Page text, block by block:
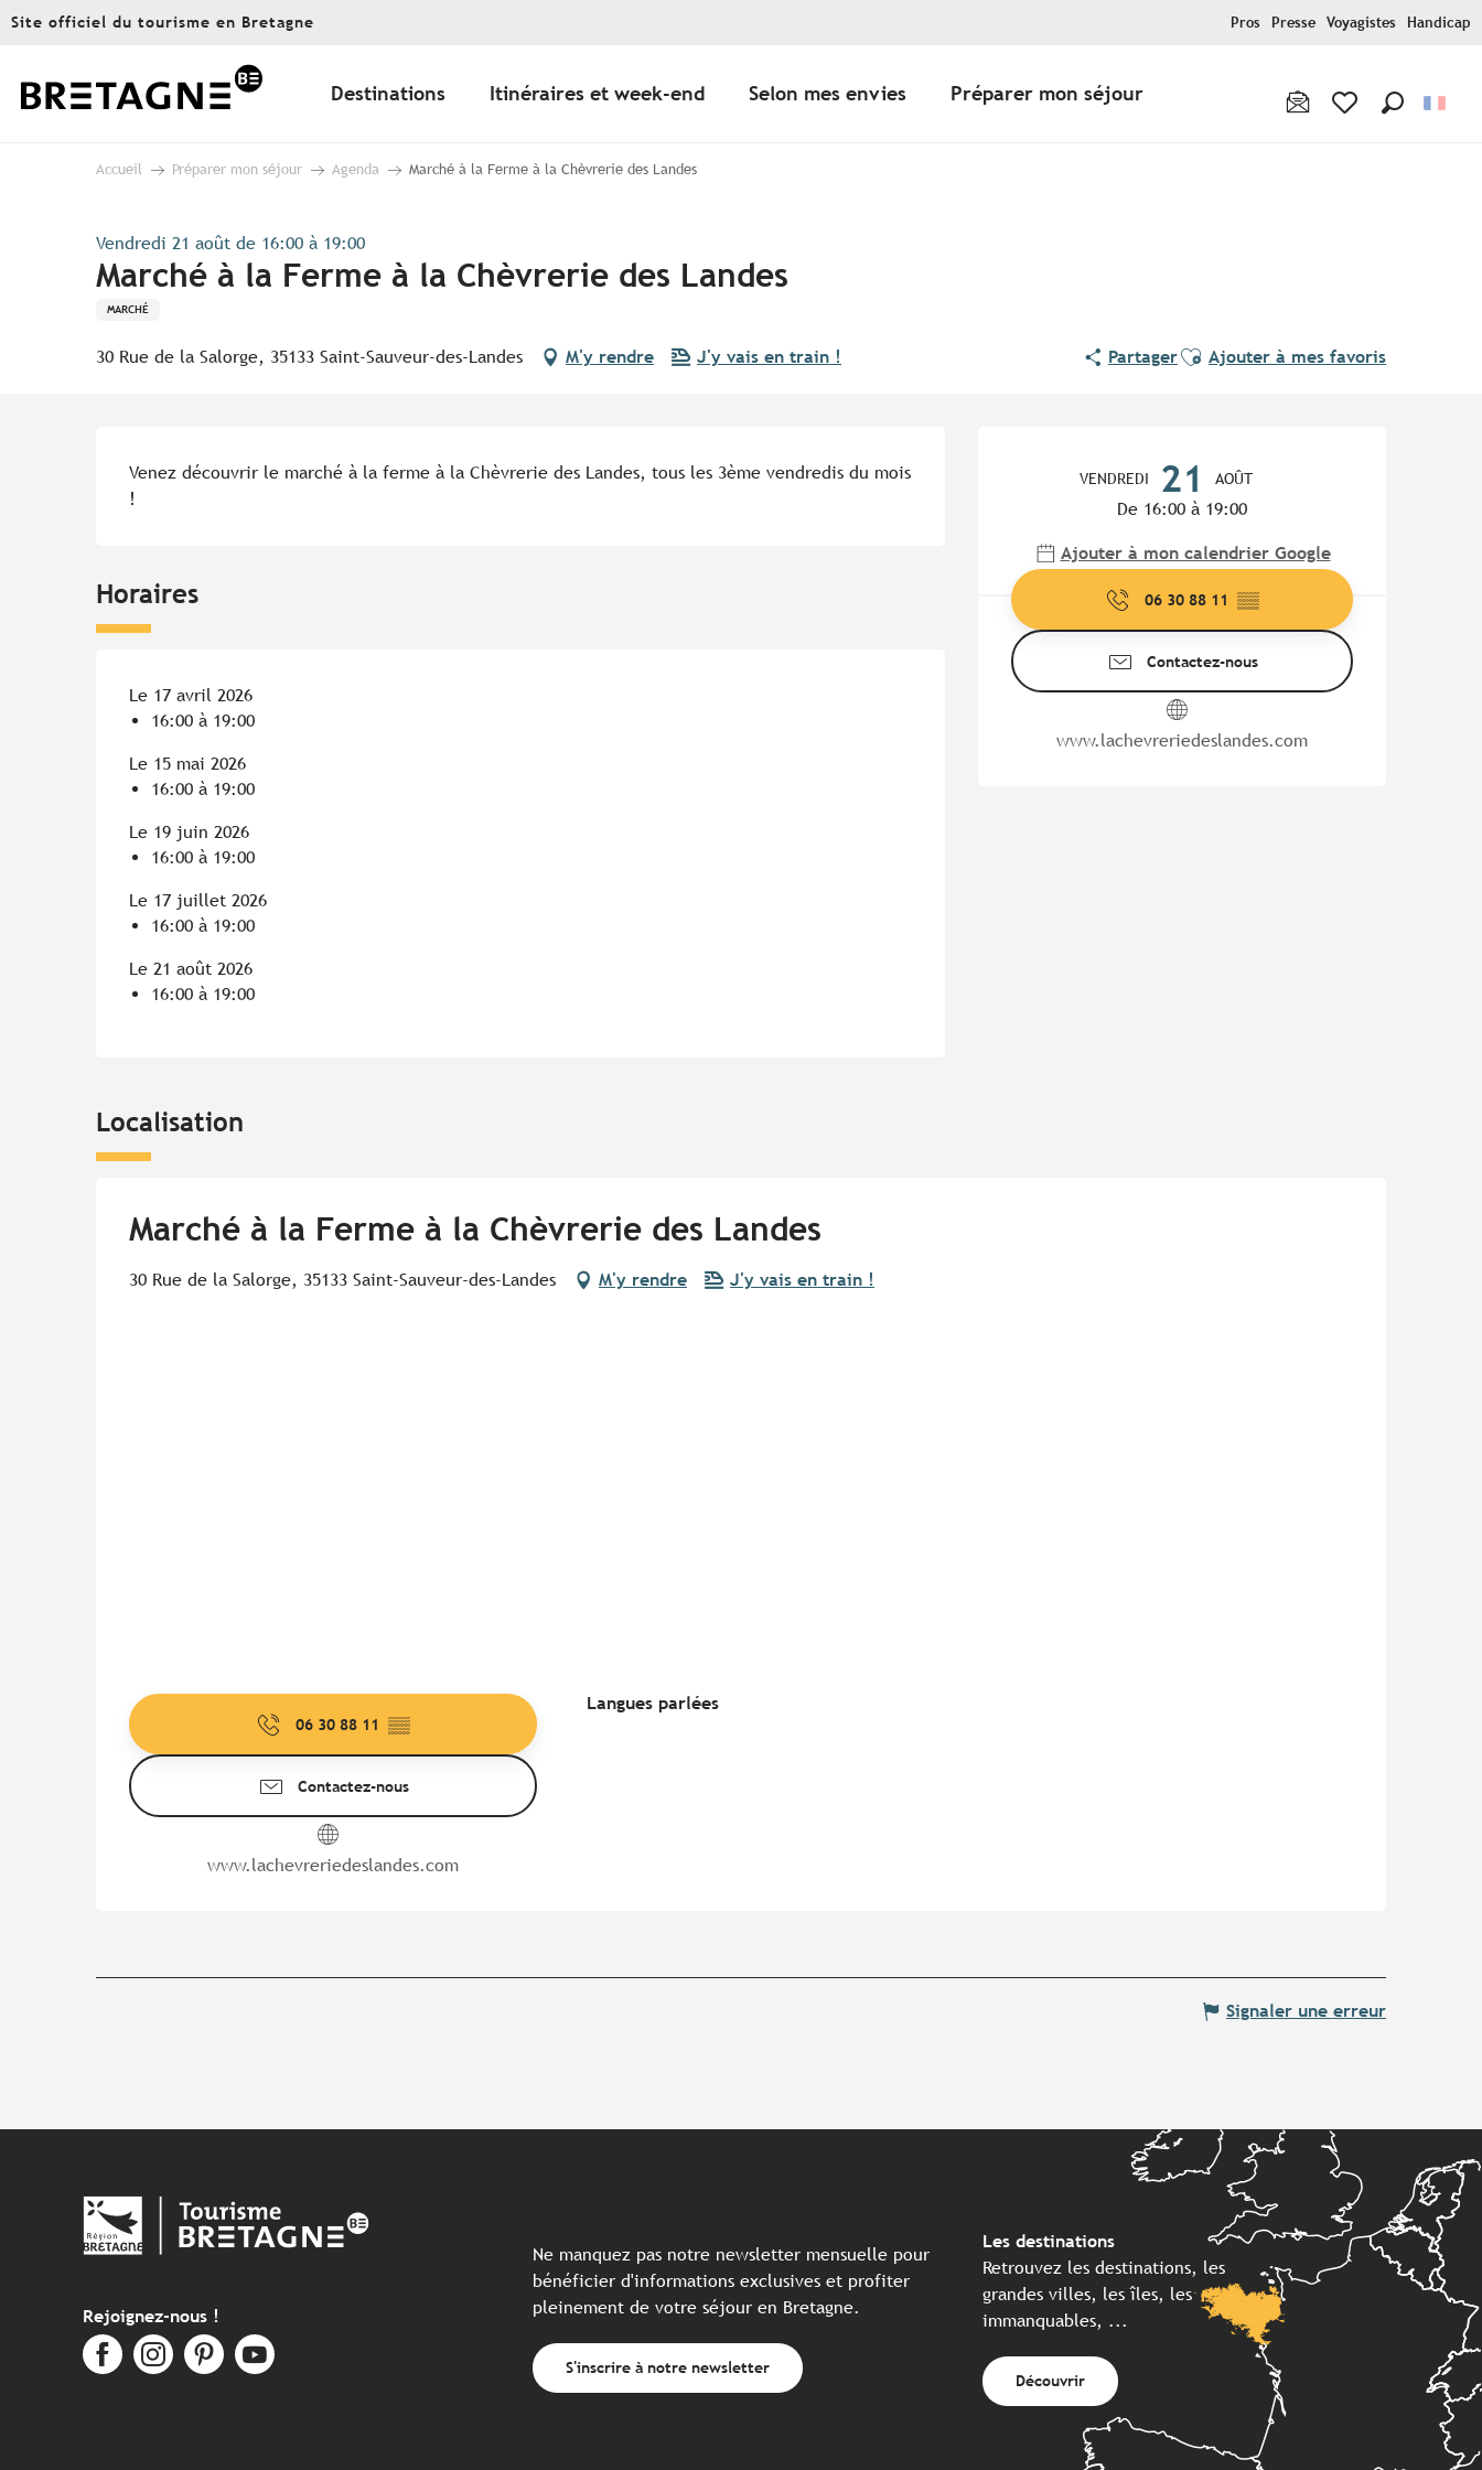
Aller
principal
Site officiel du tourisme en Bretagne Pros Presse Voyagistes Handicap
Destinations Itinéraires et week-end Selon mes envies Préparer mon séjour
Accueil Préparer mon séjour Agenda Marché à la Ferme à la Chèvrerie des Landes
Vendredi 21 août de 16:00 à 19:00
Marché à la Ferme à la Chèvrerie des Landes
MARCHÉ
30 Rue de la Salorge, 35133 Saint-Sauveur-des-Landes M'y rendre J'y vais en train ! PartagerAjouter aux favoris
Ajouter à mes favoris
VENDREDI 21 AOÛT
De 16:00 à 19:00
Ajouter à mon calendrier Google
06 30 88 11 ▒▒
Contactez-nous
www.lachevreriedeslandes.com
Venez découvrir le marché à la ferme à la Chèvrerie des Landes, tous les 3ème vendredis du mois
!
Horaires
Le 17 avril 2026
16:00 à 19:00
Le 15 mai 2026
16:00 à 19:00
Le 19 juin 2026
16:00 à 19:00
Le 17 juillet 2026
16:00 à 19:00
Le 21 août 2026
16:00 à 19:00
Localisation
Marché à la Ferme à la Chèvrerie des Landes
30 Rue de la Salorge, 35133 Saint-Sauveur-des-Landes M'y rendre J'y vais en train !
06 30 88 11 ▒▒
Contactez-nous
www.lachevreriedeslandes.com
Langues parlées
Langues parlées
Signaler une erreur
Rejoignez-nous !
Ne manquez pas notre newsletter mensuelle pour
bénéficier d'informations exclusives et profiter
pleinement de votre séjour en Bretagne.
S'inscrire à notre newsletter
Les destinations
Retrouvez les destinations, les
grandes villes, les îles, les
immanquables, ...
Découvrir